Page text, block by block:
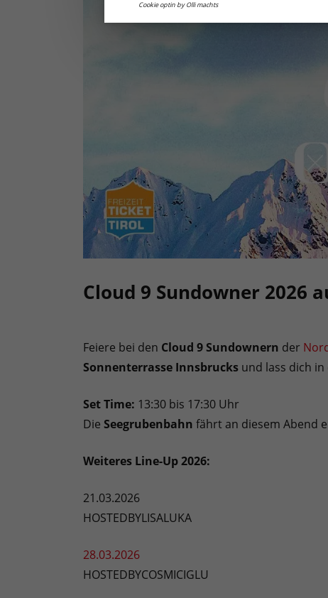
Cloud 9 Sundowner 2026
Feiere bei den Cloud 9 Sundownern der
Sonnenterrasse Innsbrucks und lass dich
Set Time: 13:30 bis 17:30 Uhr
Die Seegrubenbahn fährt an diesem Abend
Weiteres Line-Up 2026:
21.03.2026
HOSTEDBYLISALUKA
28.03.2026
HOSTEDBYCOSMICIGLU
Cookie optin by Olli machts